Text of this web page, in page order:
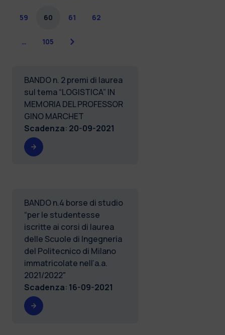
59 60 61 62
… 105 Successiva
BANDO n. 2 premi di laurea
sul tema “LOGISTICA” IN
MEMORIA DEL PROFESSOR
GINO MARCHET
Scadenza: 20-09-2021
BANDO n.4 borse di studio
“per le studentesse
iscritte ai corsi di laurea
delle Scuole di Ingegneria
del Politecnico di Milano
immatricolate nell’a.a.
2021/2022"
Scadenza: 16-09-2021